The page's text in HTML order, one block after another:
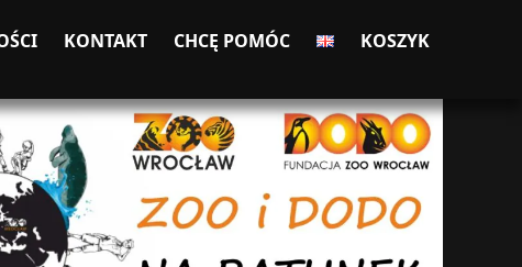
KONTAKT CHCĘ POMÓC KOSZYK